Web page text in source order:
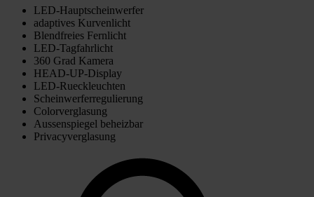
LED-Hauptscheinwerfer
adaptives Kurvenlicht
Blendfreies Fernlicht
LED-Tagfahrlicht
360 Grad Kamera
HEAD-UP-Display
LED-Rueckleuchten
Scheinwerferregulierung
Colorverglasung
Aussenspiegel beheizbar
Privacyverglasung